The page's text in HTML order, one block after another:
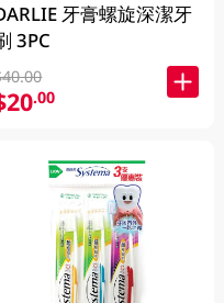
牙膏螺旋深潔牙
3PC
.00